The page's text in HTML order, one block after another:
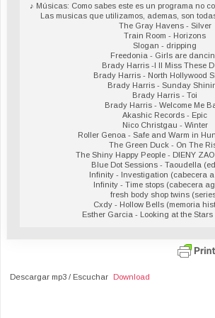
♪ Músicas: Como sabes este es un programa no
Las musicas que utilizamos, ademas, son
The Gray Havens - Silver
Train Room - Horizons
Slogan - dripping
Freedonia - Girls are
Brady Harris -I ll Miss These
Brady Harris - North Hollywood
Brady Harris - Sunday
Brady Harris - Toi
Brady Harris - Welcome Me
Akashic Records - Epic
Nico Christgau - Winter
Roller Genoa - Safe and Warm in
The Green Duck - On The
The Shiny Happy People - DIENY
Blue Dot Sessions - Taoudella
Infinity - Investigation (cabecera
Infinity - Time stops (cabecera
fresh body shop twins
Cxdy - Hollow Bells (memoria
Esther Garcia - Looking at the
Descargar mp3 / Escuchar Download